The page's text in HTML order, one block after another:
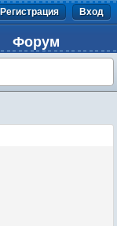
Регистрация Вход
Форум